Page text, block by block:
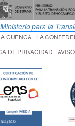
para la
CUENCA LA
DE PRIVACIDAD